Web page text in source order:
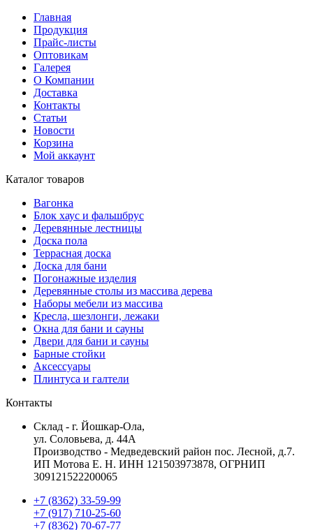
Главная
Продукция
Прайс-листы
Оптовикам
Галерея
О Компании
Доставка
Контакты
Статьи
Новости
Корзина
Мой аккаунт
Каталог товаров
Вагонка
Блок хаус и фальшбрус
Деревянные лестницы
Доска пола
Террасная доска
Доска для бани
Погонажные изделия
Деревянные столы из массива дерева
Наборы мебели из массива
Кресла, шезлонги, лежаки
Окна для бани и сауны
Двери для бани и сауны
Барные стойки
Аксессуары
Плинтуса и галтели
Контакты
Склад - г. Йошкар-Ола,
ул. Соловьева, д. 44А
Производство - Медведевский район пос. Лесной, д.7.
ИП Мотова Е. Н. ИНН 121503973878, ОГРНИП
309121522200065
+7 (8362) 33-59-99
+7 (917) 710-25-60
+7 (8362) 70-67-77